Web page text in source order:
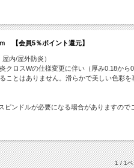
【会員5％ポイント還元】
内/屋外防炎）
ロスWの仕様変更に伴い（厚み0.18から
ことはありません。滑らかで美しい色彩
ンドルが必要になる場合がありますので
1 / 1ペ